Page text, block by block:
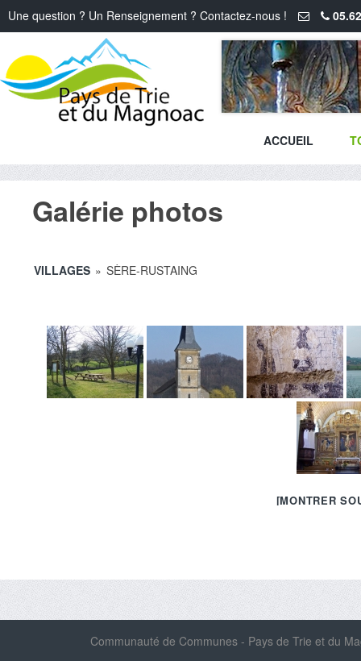
Une question ? Un Renseignement ? Contactez-nous !
ACCUEIL
Galérie photos
VILLAGES » SÈRE-RUSTAING
[MONTRER
Communauté de Communes - Pays de Trie et du